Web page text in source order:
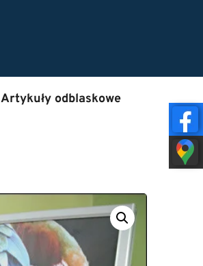
Artykuły odblaskowe